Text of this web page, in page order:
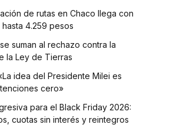
de rutas en Chaco llega con
4.259 pesos
suman al rechazo contra la
la Ley de Tierras
idea del Presidente Milei es
cero»
para el Black Friday 2026:
cuotas sin interés y reintegros